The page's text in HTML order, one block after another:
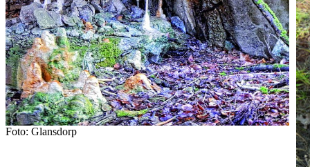
Foto: Glansdorp